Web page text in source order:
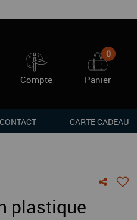
Compte
0
Panier
CONTACT CARTE CADEAU
plastique